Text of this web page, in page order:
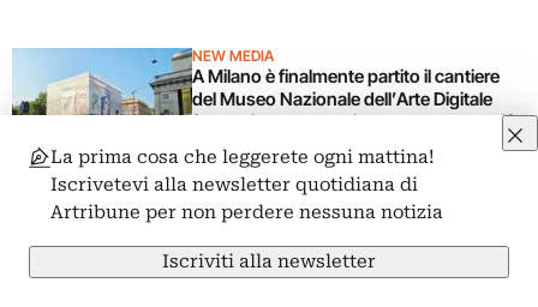
NEW MEDIA
A Milano è finalmente partito il cantiere
del Museo Nazionale dell’Arte Digitale
(che esiste da 5 anni ma ancora non c’è)
NEW MEDIA
L’industria dei videogiochi è in crisi. Già,
ma perché?
di Matteo Lupetti
La prima cosa che leggerete ogni mattina!
Iscrivetevi alla newsletter quotidiana di
Artribune per non perdere nessuna notizia
Iscriviti alla newsletter